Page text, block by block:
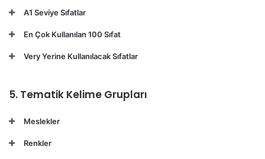
A1 Seviye Sıfatlar
En Çok Kullanılan 100 Sıfat
Very Yerine Kullanılacak Sıfatlar
5. Tematik Kelime Grupları
Meslekler
Renkler